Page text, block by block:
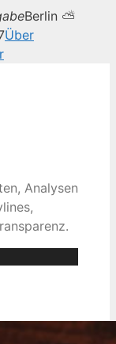
Berlin ⛅
Über
Analysen